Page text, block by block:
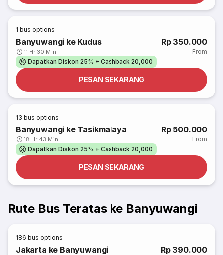
1 bus options
Banyuwangi ke Kudus
11 Hr 30 Min
Rp 350.000
From
Dapatkan Diskon 25% + Cashback 20,000
PESAN SEKARANG
13 bus options
Banyuwangi ke Tasikmalaya
18 Hr 43 Min
Rp 500.000
From
Dapatkan Diskon 25% + Cashback 20,000
PESAN SEKARANG
Rute Bus Teratas ke Banyuwangi
186 bus options
Jakarta ke Banyuwangi Rp 390.000